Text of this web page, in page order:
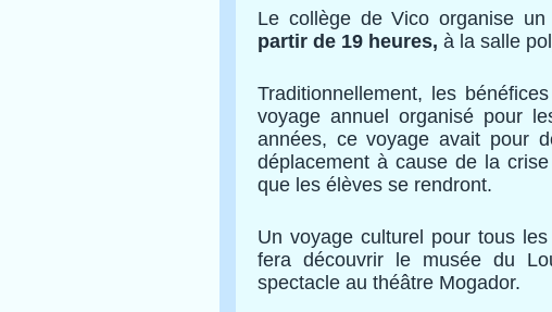
Le collège de Vico organise
partir de 19 heures, à la salle
Traditionnellement, les
voyage annuel organisé pour
années, ce voyage avait pour
déplacement à cause de la
que les élèves se rendront.
Un voyage culturel pour tous
fera découvrir le musée du
spectacle au théâtre Mogador.